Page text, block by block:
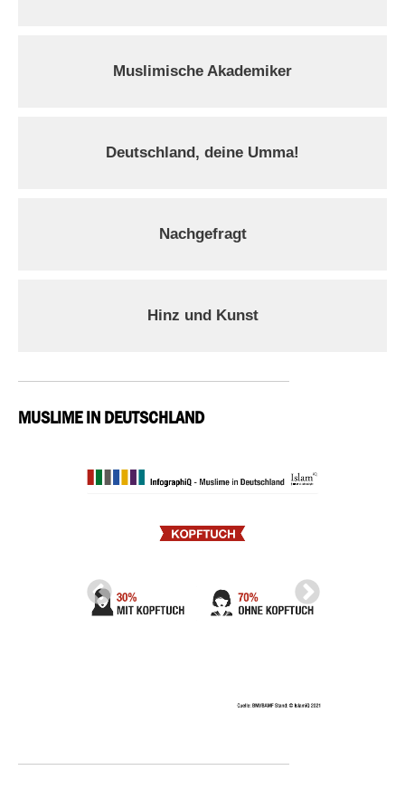
Muslimische Akademiker
Deutschland, deine Umma!
Nachgefragt
Hinz und Kunst
MUSLIME IN DEUTSCHLAND